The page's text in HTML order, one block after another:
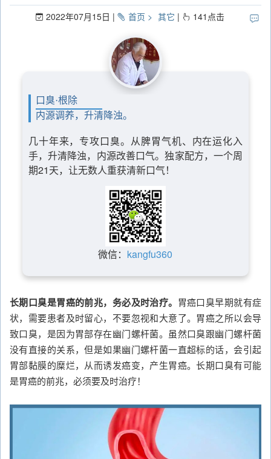
2022年07月15日 首页 其它 141 点击
口臭·根除
内源调养，升清降浊。
几十年来，专攻口臭。从脾胃气机、内在运化入
手，升清降浊，内源改善口气。独家配方，一个周
期21天，让无数人重获清新口气！
微信： kangfu360
长期口臭是胃癌的前兆，务必及时治疗。 胃癌口臭早期就有症
状，需要患者及时留心，不要忽视和大意了。胃癌之所以会导
致口臭，是因为胃部存在幽门螺杆菌。虽然口臭跟幽门螺杆菌
没有直接的关系，但是如果幽门螺杆菌一直超标的话，会引起
胃部黏膜的糜烂，从而诱发癌变，产生胃癌。长期口臭有可能
是胃癌的前兆，必须要及时治疗！